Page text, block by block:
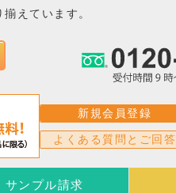
えています。
新規会員登録
よくある質問とご回答
サンプル請求